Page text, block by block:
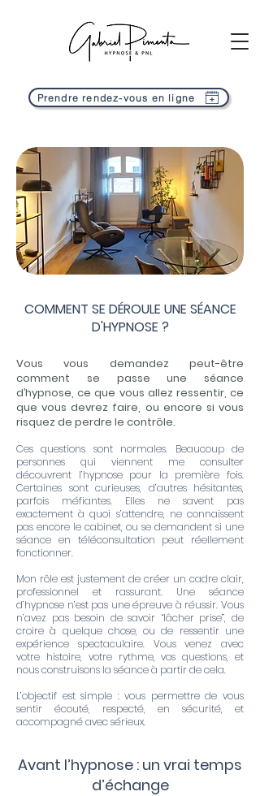
Prendre rendez-vous en ligne
COMMENT SE DÉROULE UNE SÉANCE
D'HYPNOSE ?
Vous vous demandez peut-être
comment se passe une séance
d’hypnose, ce que vous allez ressentir, ce
que vous devrez faire, ou encore si vous
risquez de perdre le contrôle.
Ces questions sont normales. Beaucoup de
personnes qui viennent me consulter
découvrent l’hypnose pour la première fois.
Certaines sont curieuses, d’autres hésitantes,
parfois méfiantes. Elles ne savent pas
exactement à quoi s’attendre, ne connaissent
pas encore le cabinet, ou se demandent si une
séance en téléconsultation peut réellement
fonctionner.
Mon rôle est justement de créer un cadre clair,
professionnel et rassurant. Une séance
d’hypnose n’est pas une épreuve à réussir. Vous
n’avez pas besoin de savoir “lâcher prise”, de
croire à quelque chose, ou de ressentir une
expérience spectaculaire. Vous venez avec
votre histoire, votre rythme, vos questions, et
nous construisons la séance à partir de cela.
L’objectif est simple : vous permettre de vous
sentir écouté, respecté, en sécurité, et
accompagné avec sérieux.
Avant l’hypnose : un vrai temps
d’échange